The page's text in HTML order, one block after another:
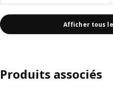
Afficher tous
Produits associés